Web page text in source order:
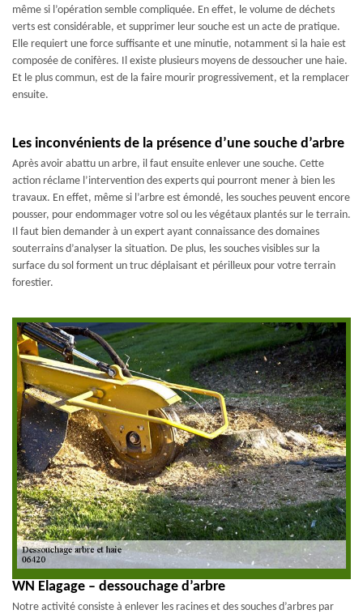
même si l’opération semble compliquée. En effet, le volume de déchets
verts est considérable, et supprimer leur souche est un acte de pratique.
Elle requiert une force suffisante et une minutie, notamment si la haie est
composée de conifères. Il existe plusieurs moyens de dessoucher une haie.
Et le plus commun, est de la faire mourir progressivement, et la remplacer
ensuite.
Les inconvénients de la présence d’une souche d’arbre
Après avoir abattu un arbre, il faut ensuite enlever une souche. Cette
action réclame l’intervention des experts qui pourront mener à bien les
travaux. En effet, même si l’arbre est émondé, les souches peuvent encore
pousser, pour endommager votre sol ou les végétaux plantés sur le terrain.
Il faut bien demander à un expert ayant connaissance des domaines
souterrains d’analyser la situation. De plus, les souches visibles sur la
surface du sol forment un truc déplaisant et périlleux pour votre terrain
forestier.
WN Elagage – dessouchage d’arbre
Notre activité consiste à enlever les racines et des souches d’arbres par